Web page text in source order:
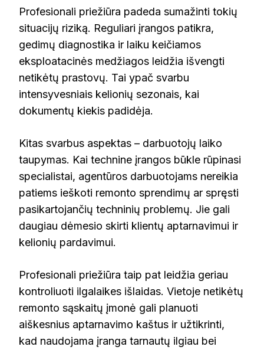
Profesionali priežiūra padeda sumažinti tokių
situacijų riziką. Reguliari įrangos patikra,
gedimų diagnostika ir laiku keičiamos
eksploatacinės medžiagos leidžia išvengti
netikėtų prastovų. Tai ypač svarbu
intensyvesniais kelionių sezonais, kai
dokumentų kiekis padidėja.
Kitas svarbus aspektas – darbuotojų laiko
taupymas. Kai technine įrangos būkle rūpinasi
specialistai, agentūros darbuotojams nereikia
patiems ieškoti remonto sprendimų ar spręsti
pasikartojančių techninių problemų. Jie gali
daugiau dėmesio skirti klientų aptarnavimui ir
kelionių pardavimui.
Profesionali priežiūra taip pat leidžia geriau
kontroliuoti ilgalaikes išlaidas. Vietoje netikėtų
remonto sąskaitų įmonė gali planuoti
aiškesnius aptarnavimo kaštus ir užtikrinti,
kad naudojama įranga tarnautų ilgiau bei